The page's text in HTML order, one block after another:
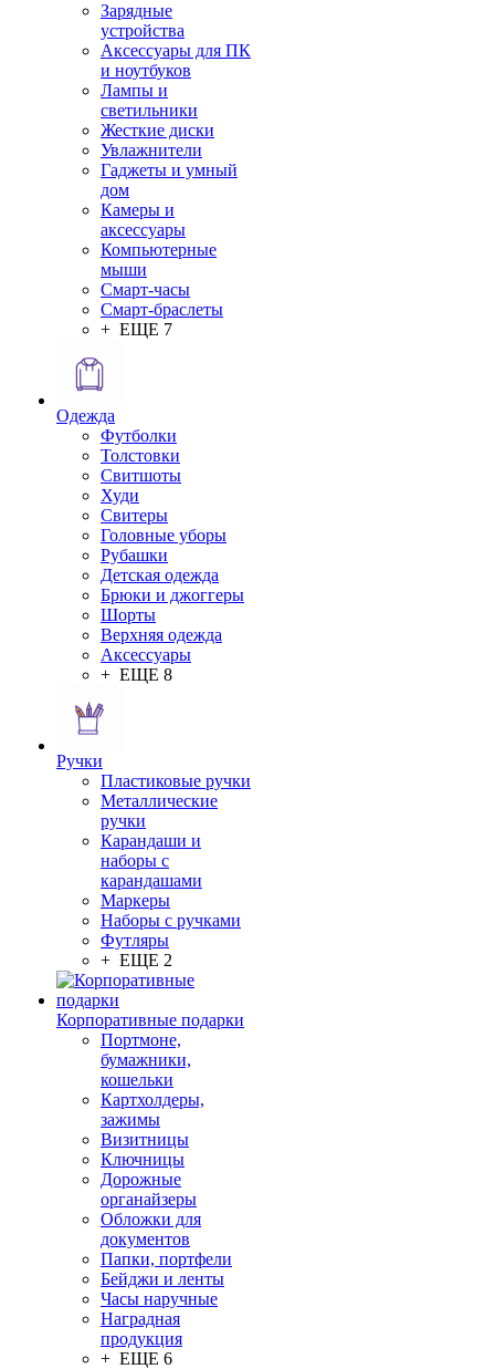
Зарядные
устройства
Аксессуары для ПК
и ноутбуков
Лампы и
светильники
Жесткие диски
Увлажнители
Гаджеты и умный
дом
Камеры и
аксессуары
Компьютерные
мыши
Смарт-часы
Смарт-браслеты
+ ЕЩЕ 7
Одежда
Футболки
Толстовки
Свитшоты
Худи
Свитеры
Головные уборы
Рубашки
Детская одежда
Брюки и джоггеры
Шорты
Верхняя одежда
Аксессуары
+ ЕЩЕ 8
Ручки
Пластиковые ручки
Металлические
ручки
Карандаши и
наборы с
карандашами
Маркеры
Наборы с ручками
Футляры
+ ЕЩЕ 2
Корпоративные подарки
Портмоне,
бумажники,
кошельки
Картхолдеры,
зажимы
Визитницы
Ключницы
Дорожные
органайзеры
Обложки для
документов
Папки, портфели
Бейджи и ленты
Часы наручные
Наградная
продукция
+ ЕЩЕ 6